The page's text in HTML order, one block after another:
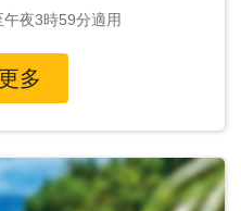
夜3時59分適用
多